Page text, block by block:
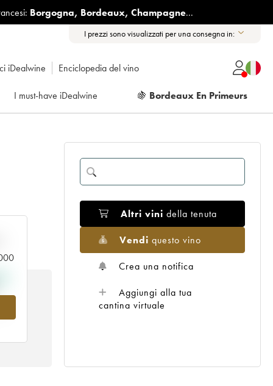
Borgogna, Bordeaux, Champagne...
I prezzi sono visualizzati per una consegna in:
iDealwine Enciclopedia del vino
I must-have iDealwine 🍇 Bordeaux En Primeurs
Altri vini della tenuta
Vendi questo vino
Crea una notifica
Aggiungi alla tua
cantina virtuale